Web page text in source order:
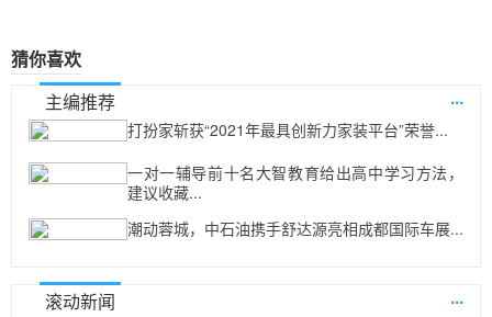
猜你喜欢
主编推荐
...
打扮家斩获“2021年最具创新力家装平台”荣誉...
一对一辅导前十名大智教育给出高中学习方法，
建议收藏...
潮动蓉城，中石油携手舒达源亮相成都国际车展...
滚动新闻 ...